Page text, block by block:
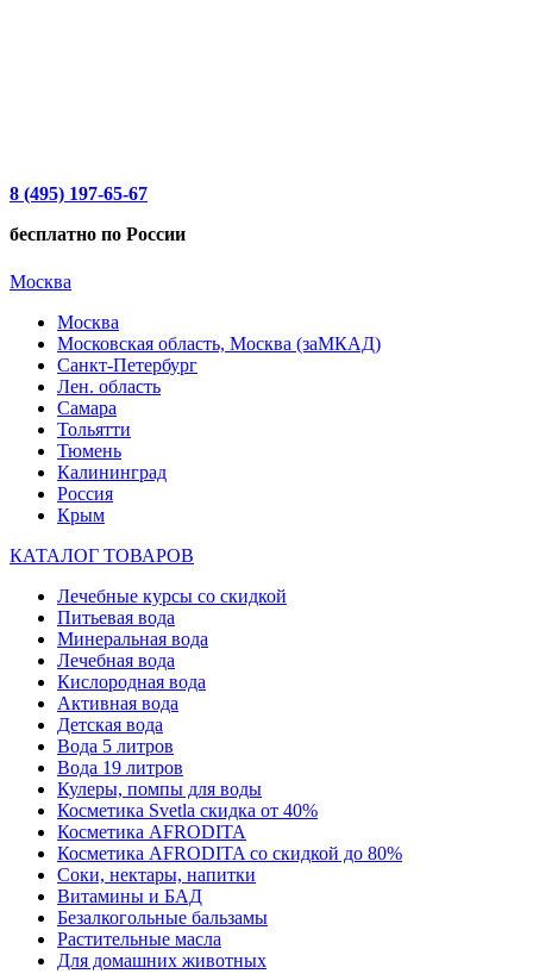
8 (495) 197-65-67
бесплатно по России
Москва
Москва
Московская область, Москва (заМКАД)
Санкт-Петербург
Лен. область
Самара
Тольятти
Тюмень
Калининград
Россия
Крым
КАТАЛОГ ТОВАРОВ
Лечебные курсы со скидкой
Питьевая вода
Минеральная вода
Лечебная вода
Кислородная вода
Активная вода
Детская вода
Вода 5 литров
Вода 19 литров
Кулеры, помпы для воды
Косметика Svetla скидка от 40%
Косметика AFRODITA
Косметика AFRODITA со скидкой до 80%
Соки, нектары, напитки
Витамины и БАД
Безалкогольные бальзамы
Растительные масла
Для домашних животных